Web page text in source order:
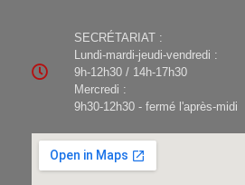
SECRÉTARIAT :
Lundi-mardi-jeudi-vendredi :
9h-12h30 / 14h-17h30
Mercredi :
9h30-12h30 - fermé l'après-midi